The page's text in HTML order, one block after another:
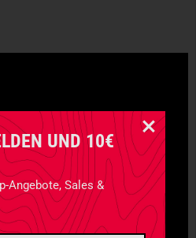
UND 10€
Angebote, Sales &